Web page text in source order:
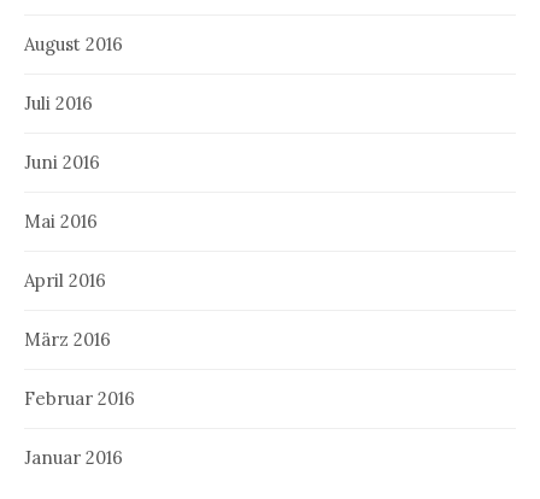
August 2016
Juli 2016
Juni 2016
Mai 2016
April 2016
März 2016
Februar 2016
Januar 2016